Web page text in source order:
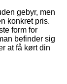
gebyr, men
konkret pris.
form for
befinder sig
at få kørt din